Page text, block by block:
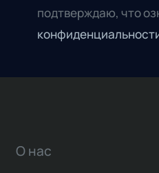
подтверждаю, что
О нас